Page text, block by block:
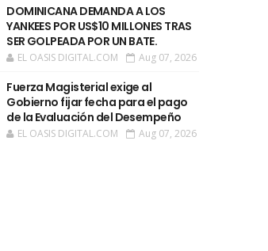
DOMINICANA DEMANDA A LOS
YANKEES POR US$10 MILLONES TRAS
SER GOLPEADA POR UN BATE.
EL OASIS DIGITAL.COM Aug 07, 2026
Fuerza Magisterial exige al
Gobierno fijar fecha para el pago
de la Evaluación del Desempeño
EL OASIS DIGITAL.COM Aug 07, 2026